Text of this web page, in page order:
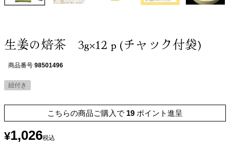
生姜の焙茶 3g×12ｐ(チャック付袋)
商品番号 98501496
紐付き
こちらの商品ご購入で 19 ポイント進呈
¥1,026税込